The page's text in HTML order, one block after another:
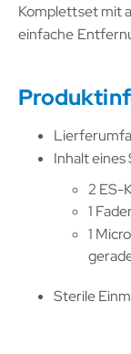
Komplettset mit
einfache
Inhalt eines
2 ES-
1
1
Sterile